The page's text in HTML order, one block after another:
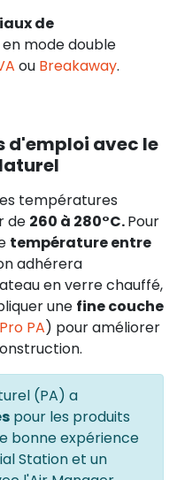
de
mode double
ou Breakaway.
d'emploi avec le
températures
de 260 à 280°C.Pour
température entre
adhérera
en verre chauffé,
une fine couche
PA) pour améliorer
(PA) a
pour les produits
bonne expérience
Station et un